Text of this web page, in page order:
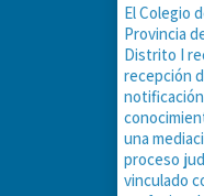
El Colegio
Provincia
Distrito I
recepción
una
proceso
vinculado